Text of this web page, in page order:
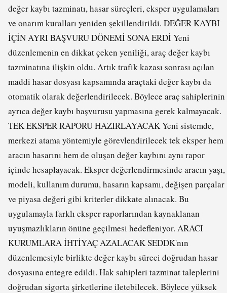
değer kaybı tazminatı, hasar süreçleri, eksper uygulamaları
ve onarım kuralları yeniden şekillendirildi. DEĞER KAYBI
İÇİN AYRI BAŞVURU DÖNEMİ SONA ERDİ Yeni
düzenlemenin en dikkat çeken yeniliği, araç değer kaybı
tazminatına ilişkin oldu. Artık trafik kazası sonrası açılan
maddi hasar dosyası kapsamında araçtaki değer kaybı da
otomatik olarak değerlendirilecek. Böylece araç sahiplerinin
ayrıca değer kaybı başvurusu yapmasına gerek kalmayacak.
TEK EKSPER RAPORU HAZIRLAYACAK Yeni sistemde,
merkezi atama yöntemiyle görevlendirilecek tek eksper hem
aracın hasarını hem de oluşan değer kaybını aynı rapor
içinde hesaplayacak. Eksper değerlendirmesinde aracın yaşı,
modeli, kullanım durumu, hasarın kapsamı, değişen parçalar
ve piyasa değeri gibi kriterler dikkate alınacak. Bu
uygulamayla farklı eksper raporlarından kaynaklanan
uyuşmazlıkların önüne geçilmesi hedefleniyor. ARACI
KURUMLARA İHTİYAÇ AZALACAK SEDDK'nın
düzenlemesiyle birlikte değer kaybı süreci doğrudan hasar
dosyasına entegre edildi. Hak sahipleri tazminat taleplerini
doğrudan sigorta şirketlerine iletebilecek. Böylece yüksek